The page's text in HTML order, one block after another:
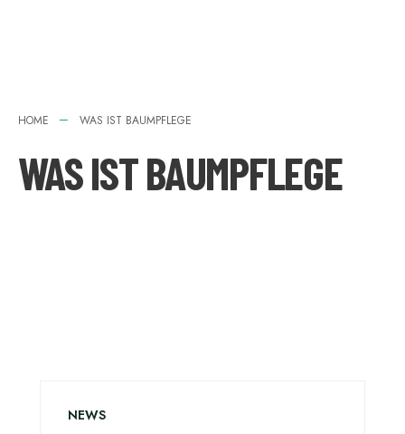
HOME WAS IST BAUMPFLEGE
WAS IST BAUMPFLEGE
NEWS